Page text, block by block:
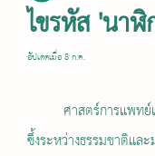
ไขรหัส 'นา
อัปเดตเมื่อ8 ก.ค.
ซึ้งระหว่างธรรมชาติ